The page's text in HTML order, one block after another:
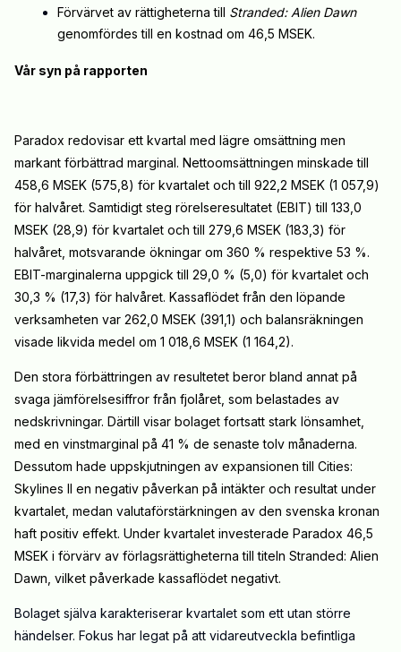
Förvärvet av rättigheterna till Stranded: Alien Dawn
genomfördes till en kostnad om 46,5 MSEK.
Vår syn på rapporten
Paradox redovisar ett kvartal med lägre omsättning men
markant förbättrad marginal. Nettoomsättningen minskade till
458,6 MSEK (575,8) för kvartalet och till 922,2 MSEK (1 057,9)
för halvåret. Samtidigt steg rörelseresultatet (EBIT) till 133,0
MSEK (28,9) för kvartalet och till 279,6 MSEK (183,3) för
halvåret, motsvarande ökningar om 360 % respektive 53 %.
EBIT-marginalerna uppgick till 29,0 % (5,0) för kvartalet och
30,3 % (17,3) för halvåret. Kassaflödet från den löpande
verksamheten var 262,0 MSEK (391,1) och balansräkningen
visade likvida medel om 1 018,6 MSEK (1 164,2).
Den stora förbättringen av resultetet beror bland annat på
svaga jämförelsesiffror från fjolåret, som belastades av
nedskrivningar. Därtill visar bolaget fortsatt stark lönsamhet,
med en vinstmarginal på 41 % de senaste tolv månaderna.
Dessutom hade uppskjutningen av expansionen till Cities:
Skylines II en negativ påverkan på intäkter och resultat under
kvartalet, medan valutaförstärkningen av den svenska kronan
haft positiv effekt. Under kvartalet investerade Paradox 46,5
MSEK i förvärv av förlagsrättigheterna till titeln Stranded: Alien
Dawn, vilket påverkade kassaflödet negativt.
Bolaget själva karakteriserar kvartalet som ett utan större
händelser. Fokus har legat på att vidareutveckla befintliga